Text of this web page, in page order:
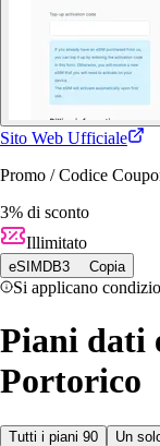
Sito Web Ufficiale
Promo / Codice
3% di sconto
Illimitato
eSIMDB3 Copia
Si applicano
Piani dati
Portorico
Tutti i piani 90 Un